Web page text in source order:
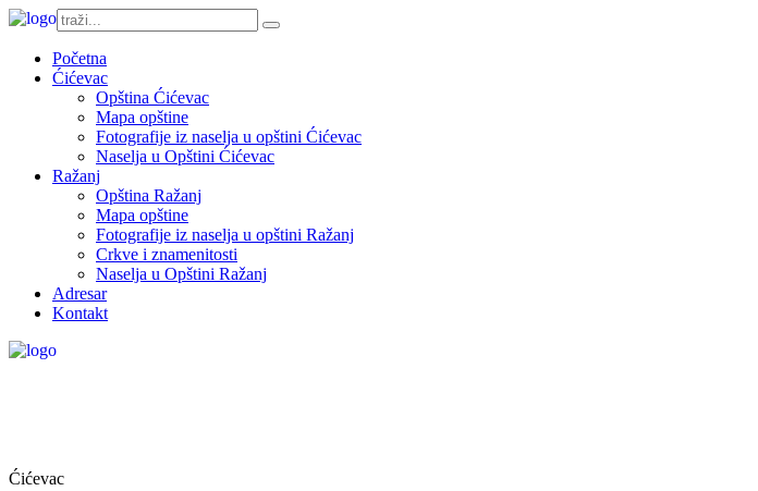
Početna
Ćićevac
Opština Ćićevac
Mapa opštine
Fotografije iz naselja u opštini Ćićevac
Naselja u Opštini Ćićevac
Ražanj
Opština Ražanj
Mapa opštine
Fotografije iz naselja u opštini Ražanj
Crkve i znamenitosti
Naselja u Opštini Ražanj
Adresar
Kontakt
Ćićevac